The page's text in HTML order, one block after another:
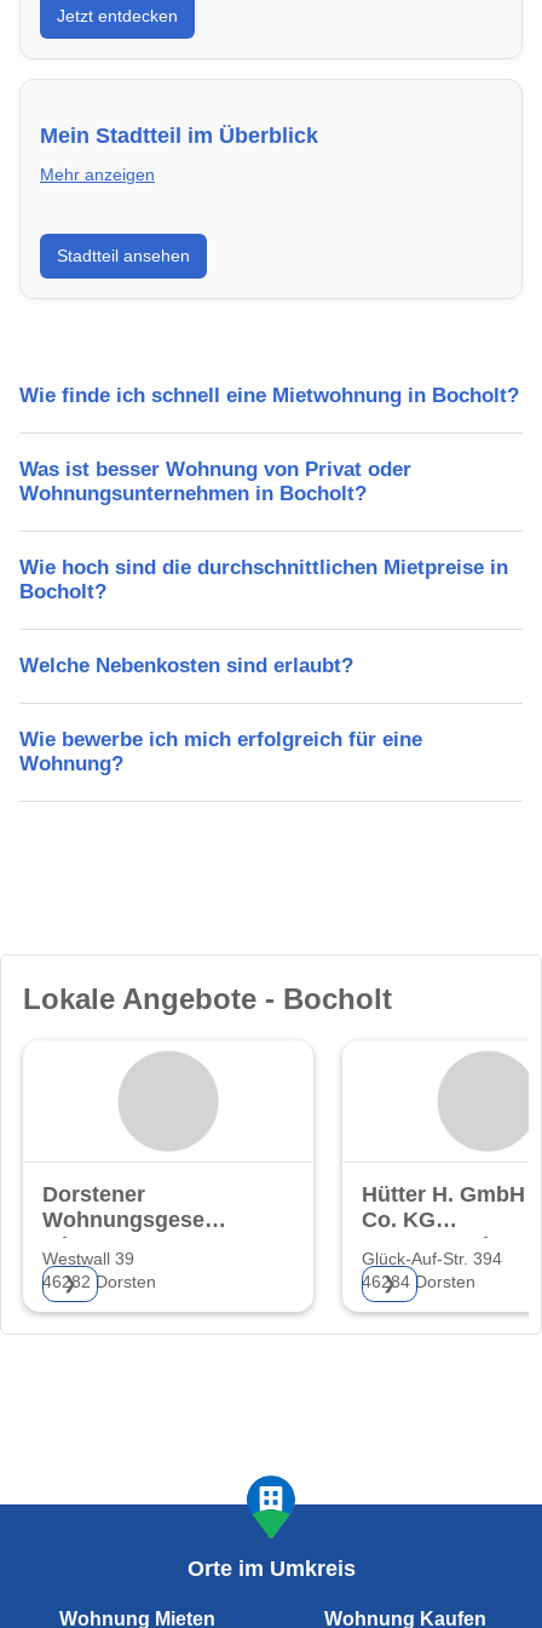
energieeffizient und sofort bezugsfertig.
Jetzt entdecken
Mein Stadtteil im Überblick
Mehr anzeigen
Erfahre mehr über deinen Stadtteil in Bocholt:
Lebensqualität, Verkehrsanbindung, Schulen,
Stadtteil ansehen
Wie finde ich schnell eine Mietwohnung in Bocholt?
Was ist besser Wohnung von Privat oder
Wohnungsunternehmen in Bocholt?
Wie hoch sind die durchschnittlichen Mietpreise in
Bocholt?
Welche Nebenkosten sind erlaubt?
Wie bewerbe ich mich erfolgreich für eine
Wohnung?
Lokale Angebote - Bocholt
Dorstener
Wohnungsgesellschaft
mbH
Westwall 39
46282 Dorsten
❯
Hütter H. GmbH
Co. KG
Bauunternehmen
Glück-Auf-Str. 394
46284 Dorsten
❯
Orte im Umkreis
Wohnung Mieten Wohnung Kaufen